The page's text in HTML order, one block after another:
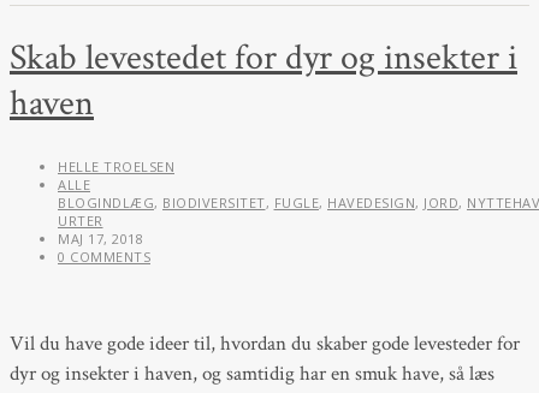
Skab levestedet for dyr og insekter i
haven
HELLE TROELSEN
ALLE
BLOGINDLÆG, BIODIVERSITET, FUGLE, HAVEDESIGN, JORD,
URTER
MAJ 17, 2018
0 COMMENTS
Vil du have gode ideer til, hvordan du skaber gode levesteder for
dyr og insekter i haven, og samtidig har en smuk have, så læs